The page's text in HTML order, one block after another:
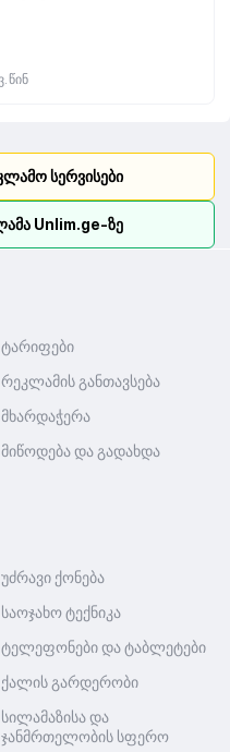
წინ
სერვისები
Unlim.ge-ზე
ტარიფები
რეკლამის განთავსება
მხარდაჭერა
მიწოდება და გადახდა
უძრავი ქონება
საოჯახო ტექნიკა
ტელეფონები და ტაბლეტები
ქალის გარდერობი
სილამაზისა და
ჯანმრთელობის სფერო